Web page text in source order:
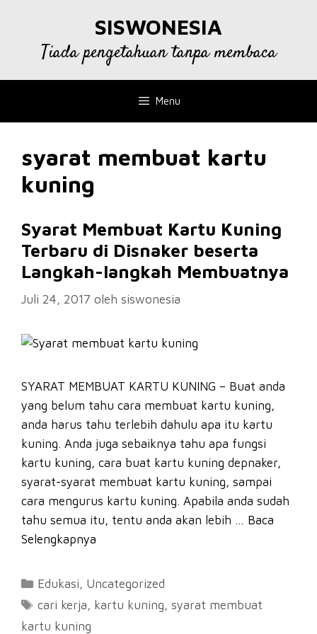
SISWONESIA
Tiada pengetahuan tanpa membaca
Menu
syarat membuat kartu
kuning
Syarat Membuat Kartu Kuning
Terbaru di Disnaker beserta
Langkah-langkah Membuatnya
Juli 24, 2017 oleh siswonesia
SYARAT MEMBUAT KARTU KUNING – Buat anda
yang belum tahu cara membuat kartu kuning,
anda harus tahu terlebih dahulu apa itu kartu
kuning. Anda juga sebaiknya tahu apa fungsi
kartu kuning, cara buat kartu kuning depnaker,
syarat-syarat membuat kartu kuning, sampai
cara mengurus kartu kuning. Apabila anda sudah
tahu semua itu, tentu anda akan lebih … Baca
Selengkapnya
Kategori
Edukasi, Uncategorized
Tag
cari kerja, kartu kuning,syarat membuat
kartu kuning